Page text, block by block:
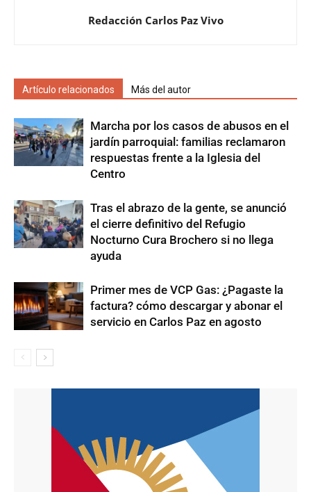
Redacción Carlos Paz Vivo
Artículo relacionados Más del autor
Marcha por los casos de abusos en el
jardín parroquial: familias reclamaron
respuestas frente a la Iglesia del
Centro
Tras el abrazo de la gente, se anunció
el cierre definitivo del Refugio
Nocturno Cura Brochero si no llega
ayuda
Primer mes de VCP Gas: ¿Pagaste la
factura? cómo descargar y abonar el
servicio en Carlos Paz en agosto